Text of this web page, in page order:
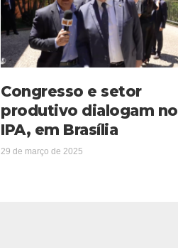
Congresso e setor
produtivo dialogam no
IPA, em Brasília
29 de março de 2025